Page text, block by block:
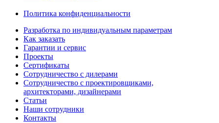
Политика конфиденциальности
Разработка по индивидуальным параметрам
Как заказать
Гарантии и сервис
Проекты
Сертификаты
Сотрудничество с дилерами
Сотрудничество с проектировщиками,
архитекторами, дизайнерами
Статьи
Наши сотрудники
Контакты